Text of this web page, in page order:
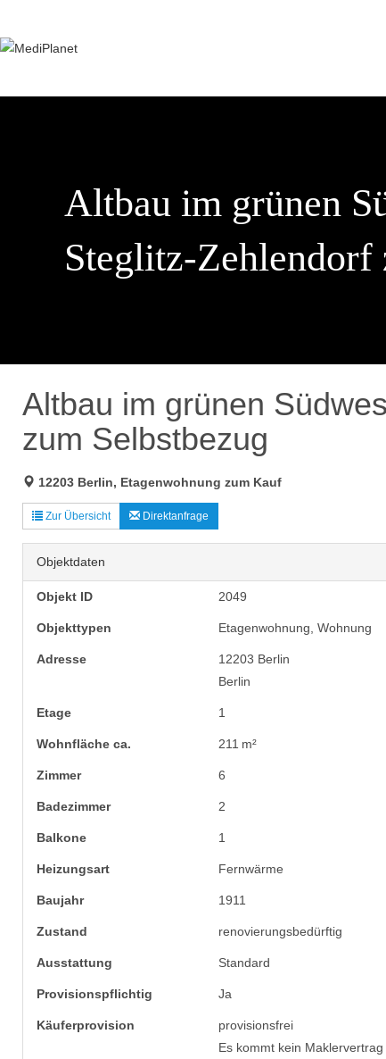
springen
Altbau im grünen
Steglitz-Zehlendorf
Altbau im grünen
zum Selbstbezug
12203 Berlin, Etagenwohnung zum Kauf
Zur Übersicht Direktanfrage
Objektdaten
Objekt ID 2049
Objekttypen Etagenwohnung, Wohnung
Adresse
12203 Berlin
Berlin
Etage 1
Wohnfläche ca. 211 m²
Zimmer 6
Badezimmer 2
Balkone 1
Heizungsart Fernwärme
Baujahr 1911
Zustand renovierungsbedürftig
Ausstattung Standard
Provisionspflichtig Ja
Käufer­provision
provisionsfrei
Es kommt kein